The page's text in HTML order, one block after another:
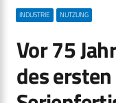
INDUSTRIE NUTZUNG
Vor 75
des